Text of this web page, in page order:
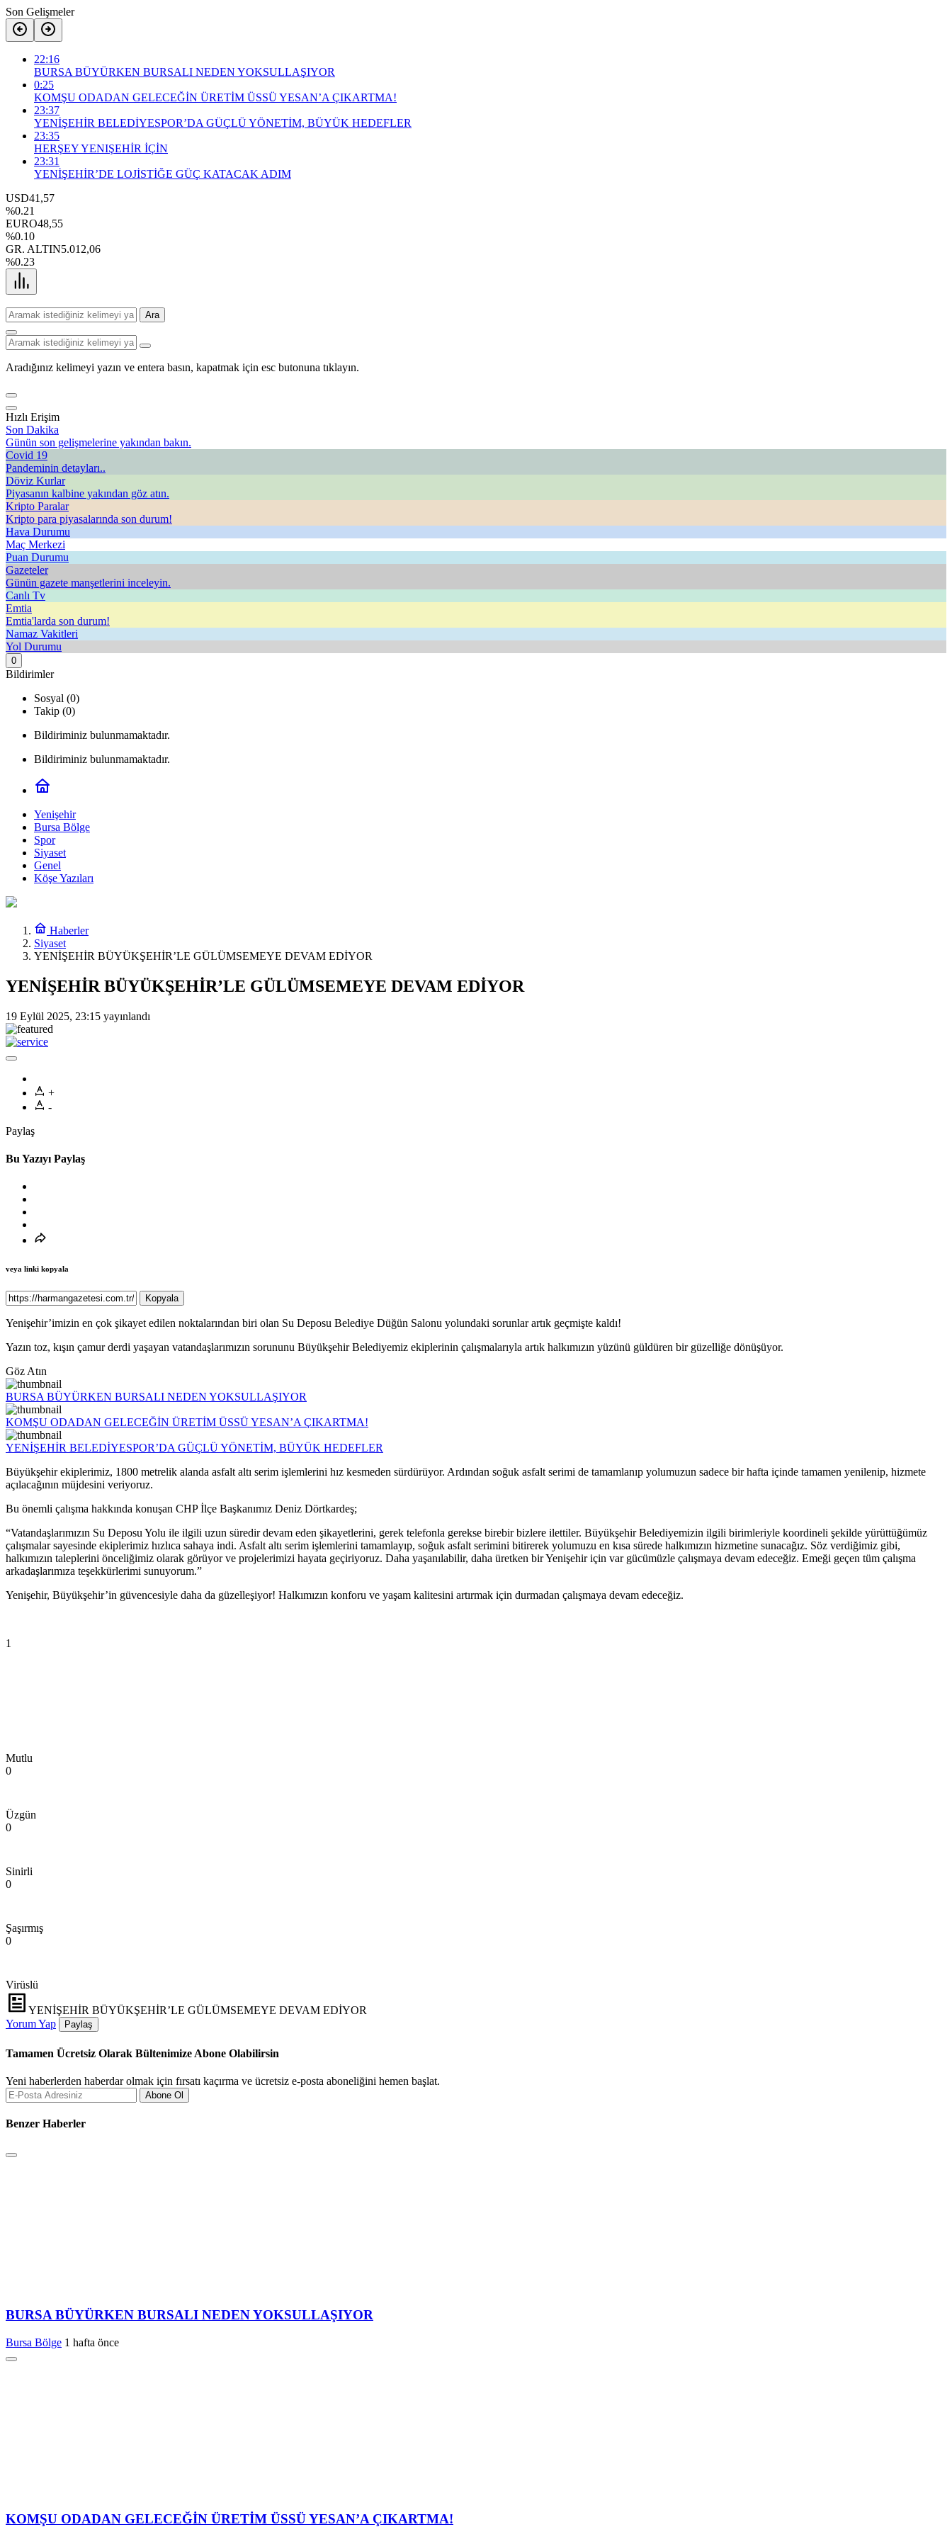
Son Gelişmeler
22:16
BURSA BÜYÜRKEN BURSALI NEDEN YOKSULLAŞIYOR
0:25
KOMŞU ODADAN GELECEĞİN ÜRETİM ÜSSÜ YESAN’A ÇIKARTMA!
23:37
YENİŞEHİR BELEDİYESPOR’DA GÜÇLÜ YÖNETİM, BÜYÜK HEDEFLER
23:35
HERŞEY YENIŞEHİR İÇİN
23:31
YENİŞEHİR’DE LOJİSTİĞE GÜÇ KATACAK ADIM
USD41,57
%0.21
EURO48,55
%0.10
GR. ALTIN5.012,06
%0.23
Ara
Aradığınız kelimeyi yazın ve entera basın, kapatmak için esc butonuna tıklayın.
Hızlı Erişim
Son Dakika
Günün son gelişmelerine yakından bakın.
Covid 19
Pandeminin detayları..
Döviz Kurlar
Piyasanın kalbine yakından göz atın.
Kripto Paralar
Kripto para piyasalarında son durum!
Hava Durumu
Maç Merkezi
Puan Durumu
Gazeteler
Günün gazete manşetlerini inceleyin.
Canlı Tv
Emtia
Emtia'larda son durum!
Namaz Vakitleri
Yol Durumu
0
Bildirimler
Sosyal (0)
Takip (0)
Bildiriminiz bulunmamaktadır.
Bildiriminiz bulunmamaktadır.
Yenişehir
Bursa Bölge
Spor
Siyaset
Genel
Köşe Yazıları
Haberler
Siyaset
YENİŞEHİR BÜYÜKŞEHİR’LE GÜLÜMSEMEYE DEVAM EDİYOR
YENİŞEHİR BÜYÜKŞEHİR’LE GÜLÜMSEMEYE DEVAM EDİYOR
19 Eylül 2025, 23:15 yayınlandı
+
-
Paylaş
Bu Yazıyı Paylaş
veya linki kopyala
Kopyala
Yenişehir’imizin en çok şikayet edilen noktalarından biri olan Su Deposu Belediye Düğün Salonu yolundaki sorunlar artık geçmişte kaldı!
Yazın toz, kışın çamur derdi yaşayan vatandaşlarımızın sorununu Büyükşehir Belediyemiz ekiplerinin çalışmalarıyla artık halkımızın yüzünü güldüren bir güzelliğe dönüşüyor.
Göz Atın
BURSA BÜYÜRKEN BURSALI NEDEN YOKSULLAŞIYOR
KOMŞU ODADAN GELECEĞİN ÜRETİM ÜSSÜ YESAN’A ÇIKARTMA!
YENİŞEHİR BELEDİYESPOR’DA GÜÇLÜ YÖNETİM, BÜYÜK HEDEFLER
Büyükşehir ekiplerimiz, 1800 metrelik alanda asfalt altı serim işlemlerini hız kesmeden sürdürüyor. Ardından soğuk asfalt serimi de tamamlanıp yolumuzun sadece bir hafta içinde tamamen yenilenip, hizmete
açılacağının müjdesini veriyoruz.
Bu önemli çalışma hakkında konuşan CHP İlçe Başkanımız Deniz Dörtkardeş;
“Vatandaşlarımızın Su Deposu Yolu ile ilgili uzun süredir devam eden şikayetlerini, gerek telefonla gerekse birebir bizlere ilettiler. Büyükşehir Belediyemizin ilgili birimleriyle koordineli şekilde yürüttüğümüz
çalışmalar sayesinde ekiplerimiz hızlıca sahaya indi. Asfalt altı serim işlemlerini tamamlayıp, soğuk asfalt serimini bitirerek yolumuzu en kısa sürede halkımızın hizmetine sunacağız. Söz verdiğimiz gibi,
halkımızın taleplerini önceliğimiz olarak görüyor ve projelerimizi hayata geçiriyoruz. Daha yaşanılabilir, daha üretken bir Yenişehir için var gücümüzle çalışmaya devam edeceğiz. Emeği geçen tüm çalışma
arkadaşlarımıza teşekkürlerimi sunuyorum.”
Yenişehir, Büyükşehir’in güvencesiyle daha da güzelleşiyor! Halkımızın konforu ve yaşam kalitesini artırmak için durmadan çalışmaya devam edeceğiz.
1
Mutlu
0
Üzgün
0
Sinirli
0
Şaşırmış
0
Virüslü
YENİŞEHİR BÜYÜKŞEHİR’LE GÜLÜMSEMEYE DEVAM EDİYOR
Yorum Yap
Paylaş
Tamamen Ücretsiz Olarak Bültenimize Abone Olabilirsin
Yeni haberlerden haberdar olmak için fırsatı kaçırma ve ücretsiz e-posta aboneliğini hemen başlat.
Abone Ol
Benzer Haberler
BURSA BÜYÜRKEN BURSALI NEDEN YOKSULLAŞIYOR
Bursa Bölge 1 hafta önce
KOMŞU ODADAN GELECEĞİN ÜRETİM ÜSSÜ YESAN’A ÇIKARTMA!